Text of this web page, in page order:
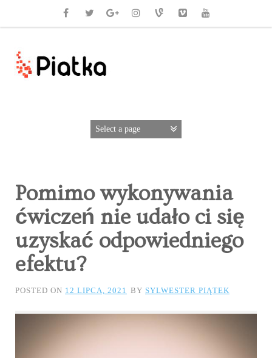
Pomimo wykonywania
ćwiczeń nie udało ci się
uzyskać odpowiedniego
efektu?
POSTED ON 12 LIPCA, 2021 BY SYLWESTER PIĄTEK